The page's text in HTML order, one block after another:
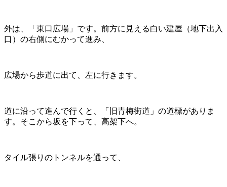
外は、「東口広場」です。前方に見える白い建屋（地下出入
口）の右側にむかって進み、
広場から歩道に出て、左に行きます。
道に沿って進んで行くと、「旧青梅街道」の道標がありま
す。そこから坂を下って、高架下へ。
タイル張りのトンネルを通って、